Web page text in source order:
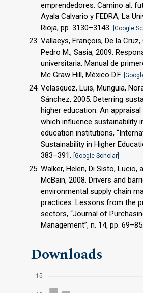
emprendedores: Camino al.
Ayala Calvario y FEDRA, La
Rioja, pp. 3130–3143. [Google
Vallaeys, François, De la Cruz,
Pedro M., Sasia, 2009.
universitaria. Manual de
Mc Graw Hill, México D.F.
Velasquez, Luis, Munguia,
Sánchez, 2005. Deterring
higher education. An
which influence sustainability
education institutions,
Sustainability in Higher
383–391. [Google Scholar]
Walker, Helen, Di Sisto, Lucio,
McBain, 2008. Drivers and
environmental supply chain
practices: Lessons from the
sectors, “Journal of
Management”, n. 14, pp. 69–85.
Downloads